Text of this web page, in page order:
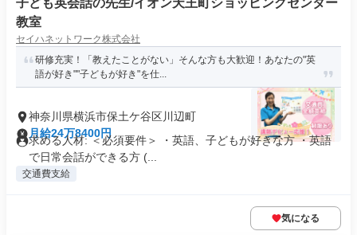
子ども英会話の先生/イオン天王町ショッピングセンター
教室
セイハネットワーク株式会社
研修充実！「教えたことがない」そんな方も大歓迎！あなたの"英
語が好き""子どもが好き"を仕...
神奈川県横浜市保土ケ谷区川辺町
月給24万8400円
求める人材: ＜必須要件＞ ・英語、子どもが好きな方 ・英語
で日常会話ができる方 (...
交通費支給
気になる